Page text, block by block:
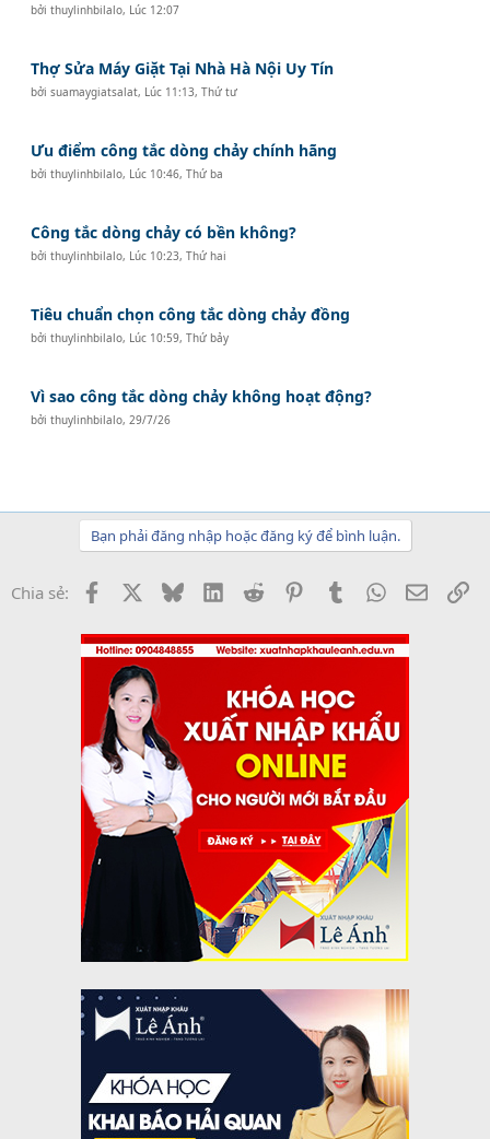
bởithuylinhbilalo, Lúc 12:07
Thợ Sửa Máy Giặt Tại Nhà Hà Nội Uy Tín
bởisuamaygiatsalat, Lúc 11:13, Thứ tư
Ưu điểm công tắc dòng chảy chính hãng
bởithuylinhbilalo, Lúc 10:46, Thứ ba
Công tắc dòng chảy có bền không?
bởithuylinhbilalo, Lúc 10:23, Thứ hai
Tiêu chuẩn chọn công tắc dòng chảy đồng
bởithuylinhbilalo, Lúc 10:59, Thứ bảy
Vì sao công tắc dòng chảy không hoạt động?
bởithuylinhbilalo,29/7/26
Bạn phải đăng nhập hoặc đăng ký để bình luận.
Chia sẻ: Facebook BlueskyLinkedInReddit PinterestTumblrWhatsApp
Email